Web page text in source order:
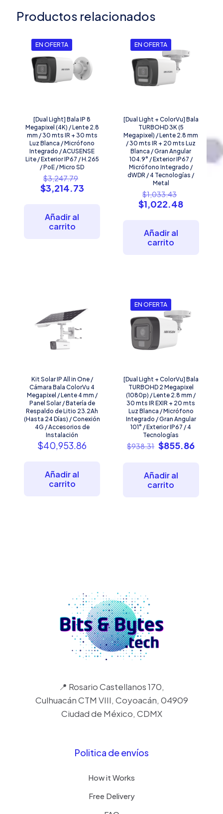
Productos relacionados
EN OFERTA
[Dual Light] Bala IP 8
Megapixel (4K) / Lente 2.8
mm / 30 mts IR + 30 mts
Luz Blanca / Micrófono
Integrado / ACUSENSE
Lite / Exterior IP67 / H.265
/ PoE / Micro SD
$3,247.79
precio
original
$3,214.73El
Añadir al
carrito
EN OFERTA
[Dual Light + ColorVu] Bala
TURBOHD 3K (5
Megapixel) / Lente 2.8 mm
/ 30 mts IR + 20 mts Luz
Blanca / Gran Angular
104.9° / Exterior IP67 /
Micrófono Integrado /
dWDR / 4 Tecnologías /
Metal
$1,033.43
precio
original
$1,022.48El
Añadir al
carrito
Kit Solar IP All in One /
Cámara Bala ColorVu 4
Megapixel / Lente 4 mm /
Panel Solar / Batería de
Respaldo de Litio 23.2Ah
(Hasta 24 Días) / Conexión
4G / Accesorios de
Instalación
$40,953.86
Añadir al
carrito
EN OFERTA
[Dual Light + ColorVu] Bala
TURBOHD 2 Megapixel
(1080p) / Lente 2.8 mm /
30 mts IR EXIR + 20 mts
Luz Blanca / Micrófono
Integrado / Gran Angular
101° / Exterior IP67 / 4
Tecnologías
$938.31 El
era:
$938.31.
$855.86El
Añadir al
carrito
📍 Rosario Castellanos 170,
Culhuacán CTM VIII, Coyoacán, 04909
Ciudad de México, CDMX
Politica de envíos
How it Works
Free Delivery